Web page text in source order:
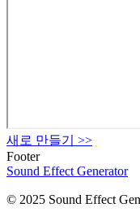
새로 만들기
>>
Footer
Sound Effect Generator
© 2025 Sound Effect